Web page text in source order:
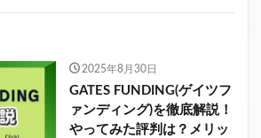
2025年8月30日
GATES FUNDING(ゲイツフ
ァンディング)を徹底解説！
やってみた評判は？メリッ